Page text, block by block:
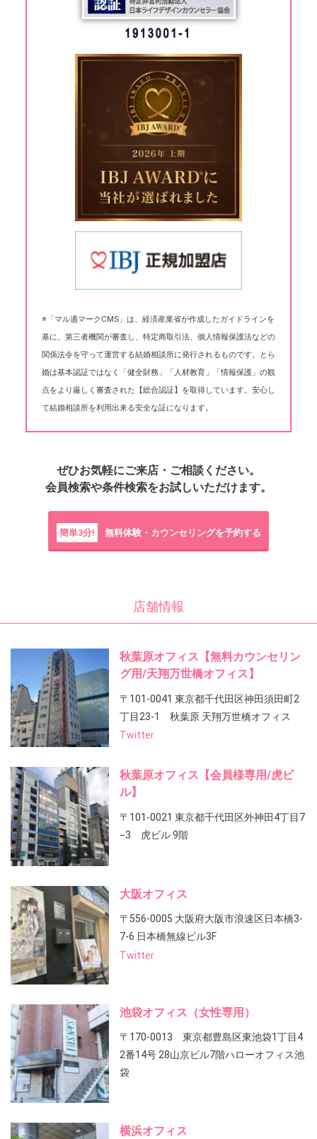
※「マル適マークCMS」は、経済産業省が作成したガイドラインを
基に、第三者機関が審査し、特定商取引法、個人情報保護法などの
関係法令を守って運営する結婚相談所に発行されるものです。とら
婚は基本認証ではなく「健全財務」「人材教育」「情報保護」の観
点をより厳しく審査された【総合認証】を取得しています。安心し
て結婚相談所を利用出来る安全な証になります。
ぜひお気軽にご来店・ご相談ください。
会員検索や条件検索をお試しいただけます。
簡単3分! 無料体験・カウンセリングを予約する
店舗情報
秋葉原オフィス【無料カウンセリン
グ用/天翔万世橋オフィス】
〒101-0041 東京都千代田区神田須田町2
丁目23-1 秋葉原 天翔万世橋オフィス
Twitter
秋葉原オフィス【会員様専用/虎ビ
ル】
〒101-0021 東京都千代田区外神田4丁目7
−3 虎ビル 9階
大阪オフィス
〒556-0005 大阪府大阪市浪速区日本橋3-
7-6 日本橋無線ビル3F
Twitter
池袋オフィス（女性専用）
〒170-0013 東京都豊島区東池袋1丁目4
2番14号 28山京ビル7階ハローオフィス池
袋
横浜オフィス